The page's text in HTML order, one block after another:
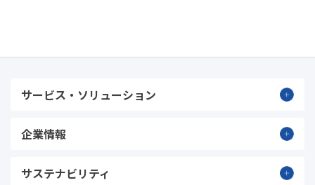
サービス・ソリューション
企業情報
サステナビリティ